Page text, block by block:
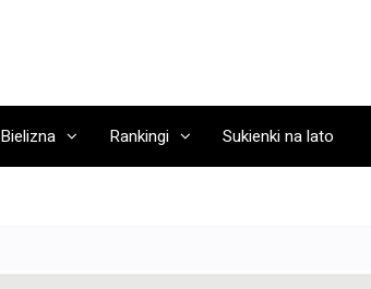
Bielizna Rankingi Sukienki na lato